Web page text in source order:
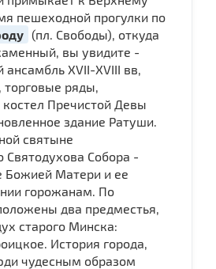
пешеходной прогулки по
(пл. Свободы), откуда
вы увидите -
XVII-XVIII вв,
торговые ряды,
Пречистой Девы
здание Ратуши.
святыне
Святодухова Собора -
Божией Матери и ее
горожанам. По
два предместья,
старого Минска:
История города,
чудесным образом